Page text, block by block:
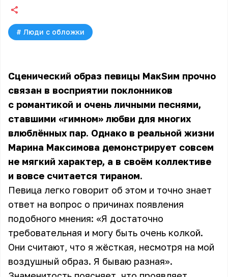
# Люди с обложки
Сценический образ певицы МакSим прочно
связан в восприятии поклонников
с романтикой и очень личными песнями,
ставшими «гимном» любви для многих
влюблённых пар. Однако в реальной жизни
Марина Максимова демонстрирует совсем
не мягкий характер, а в своём коллективе
и вовсе считается тираном.
Певица легко говорит об этом и точно знает
ответ на вопрос о причинах появления
подобного мнения: «Я достаточно
требовательная и могу быть очень колкой.
Они считают, что я жёсткая, несмотря на мой
воздушный образ. Я бываю разная».